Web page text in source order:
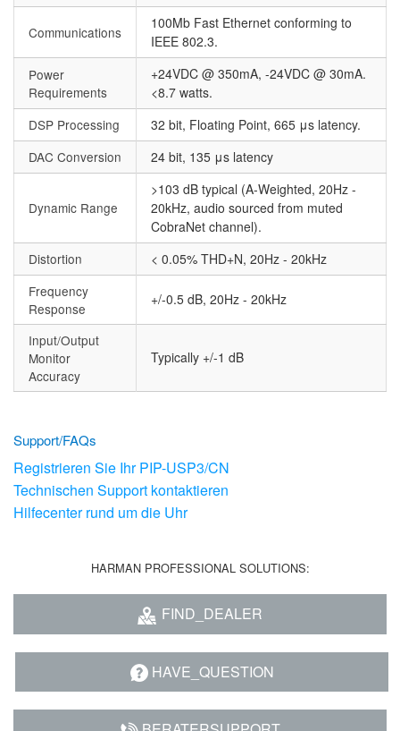
Communications
100Mb Fast Ethernet conforming to
IEEE 802.3.
Power
Requirements
+24VDC @ 350mA, -24VDC @ 30mA.
<8.7 watts.
DSP Processing
32 bit, Floating Point, 665 μs latency.
DAC Conversion
24 bit, 135 μs latency
Dynamic Range
>103 dB typical (A-Weighted, 20Hz -
20kHz, audio sourced from muted
CobraNet channel).
Distortion
< 0.05% THD+N, 20Hz - 20kHz
Frequency
Response
+/-0.5 dB, 20Hz - 20kHz
Input/Output
Monitor
Accuracy
Typically +/-1 dB
Support/FAQs
Registrieren Sie Ihr PIP-USP3/CN
Technischen Support kontaktieren
Hilfecenter rund um die Uhr
HARMAN PROFESSIONAL SOLUTIONS:
FIND_DEALER
HAVE_QUESTION